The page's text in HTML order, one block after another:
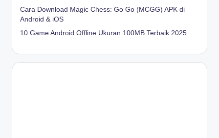
Cara Download Magic Chess: Go Go (MCGG) APK di
Android & iOS
10 Game Android Offline Ukuran 100MB Terbaik 2025